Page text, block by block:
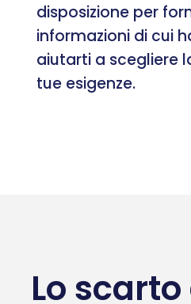
disposizione per
informazioni di cui
aiutarti a scegliere
tue esigenze.
Lo scarto